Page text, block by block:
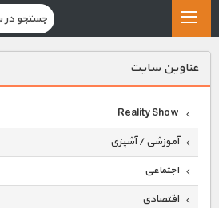
عناوين سايت
Reality Show
آموزشی / آشپزی
اجتماعی
اقتصادی